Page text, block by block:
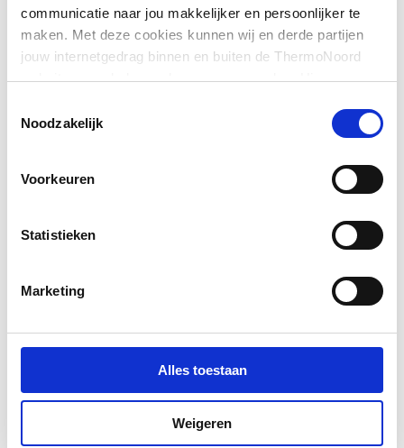
communicatie naar jou makkelijker en persoonlijker te
maken. Met deze cookies kunnen wij en derde partijen
jouw internetgedrag binnen en buiten de ThermoNoord
website en webshop volgen en verzamelen. Hiermee
communicatie aan jouw interesses aan. We slaan je
Noodzakelijk
Voorkeuren
Statistieken
Marketing
Alles toestaan
Weigeren
Met rozet Nee
Met afvoerplug Ja
Downloads
EPD certificaat